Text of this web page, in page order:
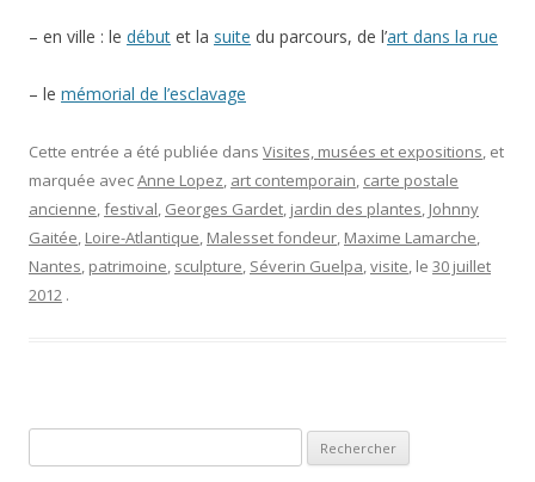
– en ville : le début et la suite du parcours, de l’art dans la rue
– le mémorial de l’esclavage
Cette entrée a été publiée dans Visites, musées et expositions, et
marquée avecAnne Lopez, art contemporain, carte postale
ancienne,festival, Georges Gardet, jardin des plantes, Johnny
Gaitée, Loire-Atlantique, Malesset fondeur, Maxime Lamarche,
Nantes, patrimoine, sculpture, Séverin Guelpa,visite, le 30 juillet
2012 .